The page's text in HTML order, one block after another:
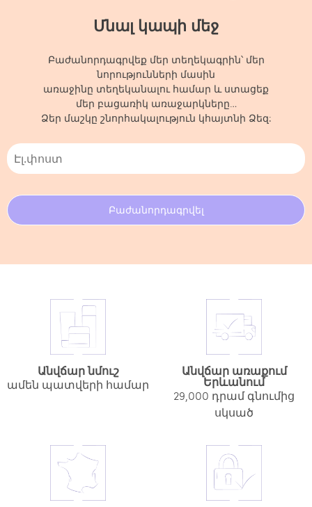
Մնալ կապի մեջ
Բաժանորդագրվեք մեր տեղեկագրին՝ մեր
նորությունների մասին
առաջինը տեղեկանալու համար և ստացեք
մեր բացառիկ առաջարկները…
Ձեր մաշկը շնորհակալություն կհայտնի Ձեզ:
Անվճար նմուշ
ամեն պատվերի համար
Անվճար առաքում
Երևանում
29,000 դրամ գնումից
սկսած